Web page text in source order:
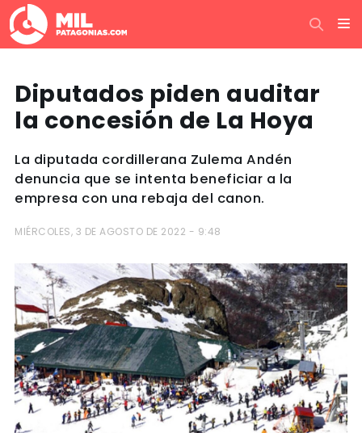
Diputados piden auditar
la concesión de La Hoya
La diputada cordillerana Zulema Andén
denuncia que se intenta beneficiar a la
empresa con una rebaja del canon.
MIÉRCOLES, 3 DE AGOSTO DE 2022 - 9:48